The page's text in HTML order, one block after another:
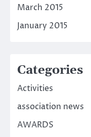
March 2015
January 2015
Categories
Activities
association news
AWARDS